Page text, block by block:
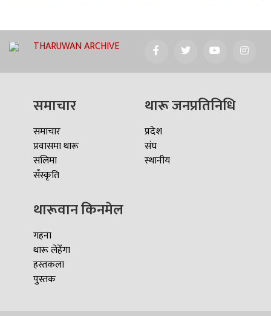
THARUWAN ARCHIVE
समाचार
समाचार
प्रवासमा थारू
सलिमा
सँस्कृति
थारू जनप्रतिनिधि
प्रदेश
संघ
स्थानीय
थारूवान किनमेल
गहना
थारू लेहेँगा
हस्तकला
पुस्तक